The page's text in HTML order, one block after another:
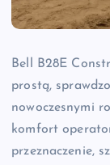
Bell B28E
prostą,
nowoczesnymi
komfort
przeznaczenie,